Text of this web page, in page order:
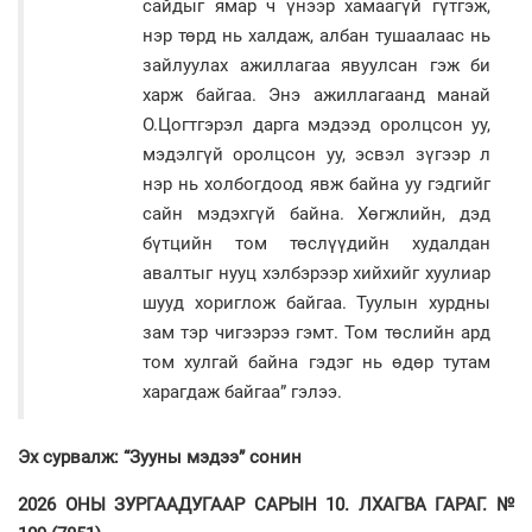
сайдыг ямар ч үнээр хамаагүй гүтгэж,
нэр төрд нь халдаж, албан тушаалаас нь
зайлуулах ажиллагаа явуулсан гэж би
харж байгаа. Энэ ажиллагаанд манай
О.Цогтгэрэл дарга мэдээд оролцсон уу,
мэдэлгүй оролцсон уу, эсвэл зүгээр л
нэр нь холбогдоод явж байна уу гэдгийг
сайн мэдэхгүй байна. Хөгжлийн, дэд
бүтцийн том төслүүдийн худалдан
авалтыг нууц хэлбэрээр хийхийг хуулиар
шууд хориглож байгаа. Туулын хурдны
зам тэр чигээрээ гэмт. Том төслийн ард
том хулгай байна гэдэг нь өдөр тутам
харагдаж байгаа” гэлээ.
Эх сурвалж: “Зууны мэдээ” сонин
2026 ОНЫ ЗУРГААДУГААР САРЫН 10. ЛХАГВА ГАРАГ. №